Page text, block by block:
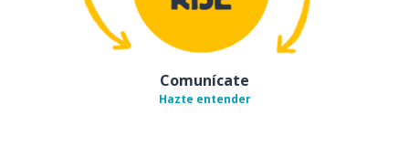
Comunícate
Hazte entender